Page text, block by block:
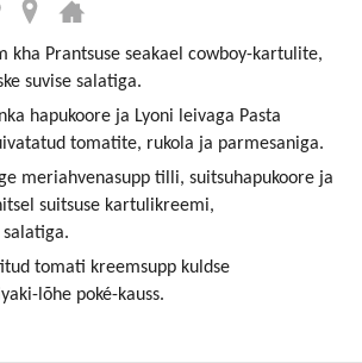
kha Prantsuse seakael cowboy-kartulite,
suvise salatiga.
hapukoore ja Lyoni leivaga Pasta
tomatite, rukola ja parmesaniga.
meriahvenasupp tilli, suitsuhapukoore ja
suitsuse kartulikreemi,
tomati kreemsupp kuldse
lõhe poké-kauss.